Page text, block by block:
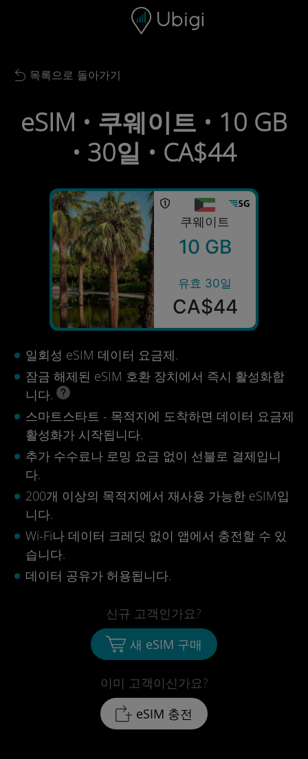
내비게이션 바 하단
Back to list
목록으로 돌아가기
eSIM • 쿠웨이트 • 10 GB
• 30일 • CA$44
쿠웨이트
10 GB
유효 30일
CA$44
일회성 eSIM 데이터 요금제.
잠금 해제된 eSIM 호환 장치에서 즉시 활성화합
니다.
스마트스타트 - 목적지에 도착하면 데이터 요금제
활성화가 시작됩니다.
추가 수수료나 로밍 요금 없이 선불로 결제입니
다.
200개 이상의 목적지에서 재사용 가능한 eSIM입
니다.
Wi-Fi나 데이터 크레딧 없이 앱에서 충전할 수 있
습니다.
데이터 공유가 허용됩니다.
이미 고객이신가요?
eSIM 충전
신규 고객인가요?
새 eSIM 구매